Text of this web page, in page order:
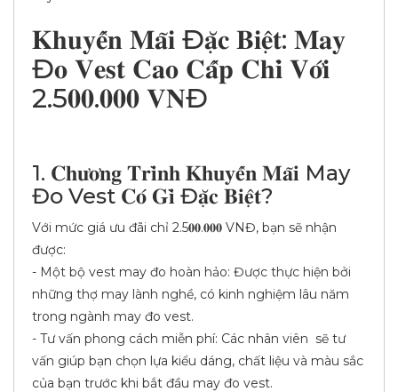
𝐊𝐡𝐮𝐲𝐞̂́𝐧 𝐌𝐚̃𝐢 Đ𝐚̣̆𝐜 𝐁𝐢𝐞̣̂𝐭: 𝐌𝐚𝐲
Đ𝐨 𝐕𝐞𝐬𝐭 𝐂𝐚𝐨 𝐂𝐚̂́𝐩 𝐂𝐡𝐢̉ 𝐕𝐨̛́𝐢
2.5𝟎𝟎.𝟎𝟎𝟎 𝐕𝐍Đ
1. 𝐂𝐡𝐮̛𝐨̛𝐧𝐠 𝐓𝐫𝐢̀𝐧𝐡 𝐊𝐡𝐮𝐲𝐞̂́𝐧 𝐌𝐚̃𝐢 May
Đo Vest 𝐂𝐨́ 𝐆𝐢̀ Đ𝐚̣̆𝐜 𝐁𝐢𝐞̣̂𝐭?
Với mức giá ưu đãi chỉ 2.5𝟎𝟎.𝟎𝟎𝟎 VNĐ, bạn sẽ nhận
được:
- Một bộ vest may đo hoàn hảo: Được thực hiện bởi
những thợ may lành nghề, có kinh nghiệm lâu năm
trong ngành may đo vest.
- Tư vấn phong cách miễn phí: Các nhân viên sẽ tư
vấn giúp bạn chọn lựa kiểu dáng, chất liệu và màu sắc
của bạn trước khi bắt đầu may đo vest.